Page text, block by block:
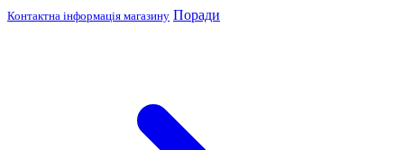
Контактна інформація магазину Поради